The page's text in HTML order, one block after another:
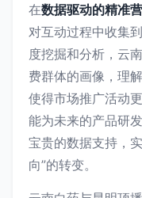
在数据驱动的精准
对互动过程中收集
度挖掘和分析，云
费群体的画像，理
使得市场推广活动
能为未来的产品研
宝贵的数据支持，
向”的转变。